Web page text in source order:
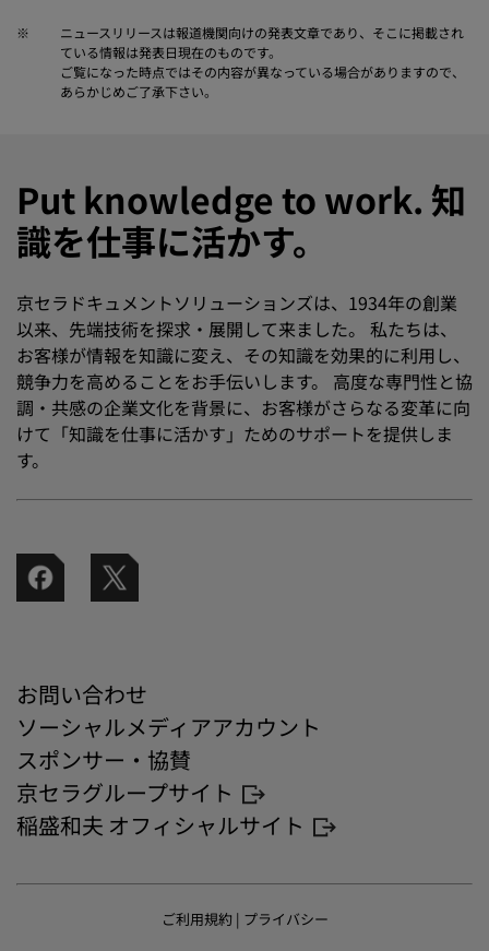
※
ニュースリリースは報道機関向けの発表文章であり、そこに掲載され
ている情報は発表日現在のものです。
ご覧になった時点ではその内容が異なっている場合がありますので、
あらかじめご了承下さい。
Put knowledge to work. 知
識を仕事に活かす。
京セラドキュメントソリューションズは、1934年の創業
以来、先端技術を探求・展開して来ました。 私たちは、
お客様が情報を知識に変え、その知識を効果的に利用し、
競争力を高めることをお手伝いします。 高度な専門性と協
調・共感の企業文化を背景に、お客様がさらなる変革に向
けて「知識を仕事に活かす」ためのサポートを提供しま
す。
お問い合わせ
ソーシャルメディアアカウント
スポンサー・協賛
京セラグループサイト
稲盛和夫 オフィシャルサイト
ご利用規約 | プライバシー